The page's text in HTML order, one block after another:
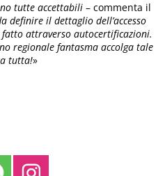
tutte accettabili – commenta il
definire il dettaglio dell’accesso
attraverso autocertificazioni.
regionale fantasma accolga tale
tutta!»